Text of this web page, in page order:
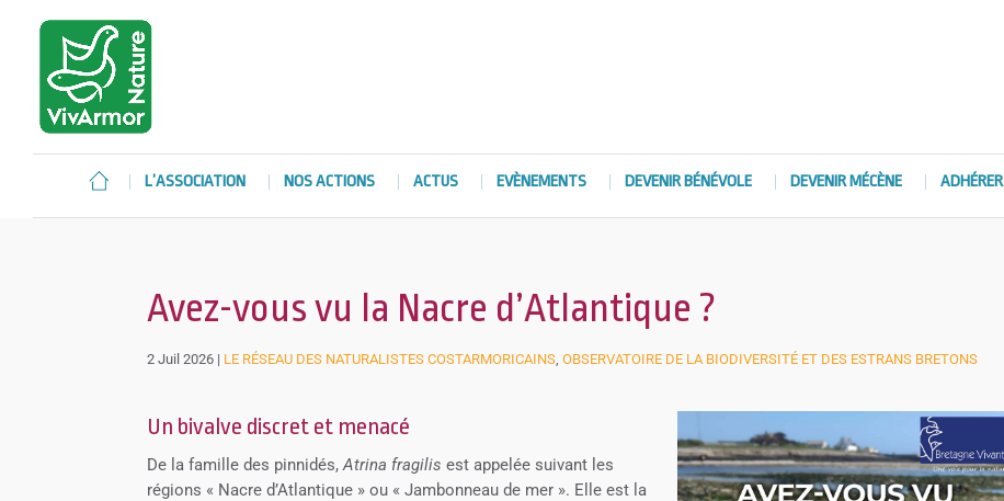
L’ASSOCIATION NOS ACTIONS ACTUS EVÈNEMENTS DEVENIR BÉNÉVOLE DEVENIR MÉCÈNE ADHÉRER
Avez-vous vu la Nacre d’Atlantique ?
2 Juil 2026 | LE RÉSEAU DES NATURALISTES COSTARMORICAINS,OBSERVATOIRE DE LA BIODIVERSITÉ ET DES ESTRANS BRETONS
Un bivalve discret et menacé
De la famille des pinnidés,Atrina fragilis est appelée suivant les
régions « Nacre d’Atlantique » ou « Jambonneau de mer ». Elle est la